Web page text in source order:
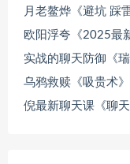
月老鳌烨《避坑 踩
欧阳浮夸《2025最
实战的聊天防御《
乌鸦救赎《吸贵术
倪最新聊天课《聊天